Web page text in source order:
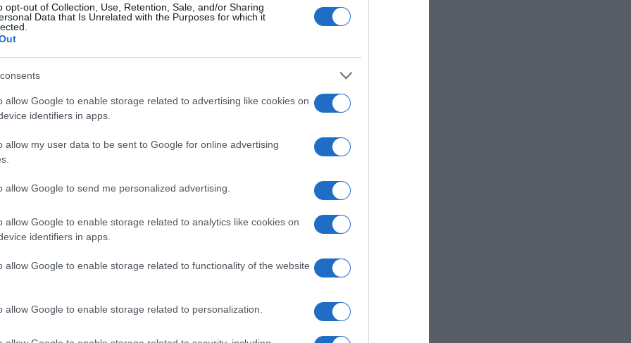
opt-out of Collection, Use, Retention, Sale, and/or Sharing
Data that Is Unrelated with the Purposes for which it
allow Google to enable storage related to advertising like cookies on
identifiers in apps.
allow my user data to be sent to Google for online advertising
allow Google to send me personalized advertising.
allow Google to enable storage related to analytics like cookies on
identifiers in apps.
allow Google to enable storage related to functionality of the website
allow Google to enable storage related to personalization.
Βερνίκου: Η άγνωστη φωτογραφία μαζί
τον Σον Κόνερι (Τζέιμς Μποντ)
μεγάλη θαυμάστριά του
- 12:32
του Τζέιμς Μποντ εκδίδονται ξανά
τις ρατσιστικές εκφράσεις
"προσβλητικές αναφορές"
- 22:00